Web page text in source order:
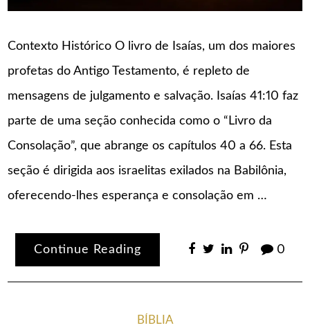
Contexto Histórico O livro de Isaías, um dos maiores
profetas do Antigo Testamento, é repleto de
mensagens de julgamento e salvação. Isaías 41:10 faz
parte de uma seção conhecida como o “Livro da
Consolação”, que abrange os capítulos 40 a 66. Esta
seção é dirigida aos israelitas exilados na Babilônia,
oferecendo-lhes esperança e consolação em …
Continue Reading 0
BÍBLIA